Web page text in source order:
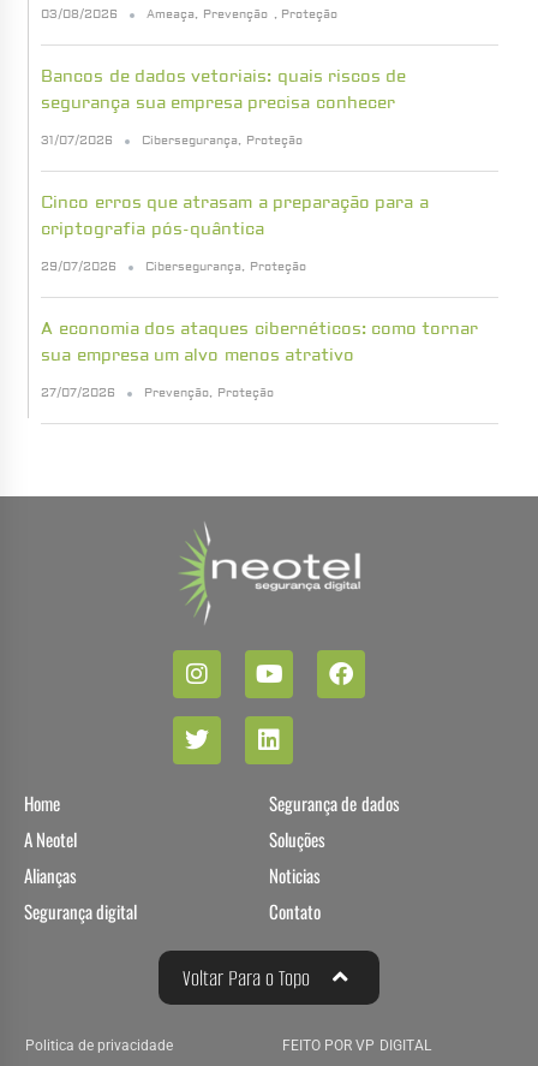
03/08/2026 Ameaça, Prevenção , Proteção
Bancos de dados vetoriais: quais riscos de
segurança sua empresa precisa conhecer
31/07/2026 Cibersegurança, Proteção
Cinco erros que atrasam a preparação para a
criptografia pós-quântica
29/07/2026 Cibersegurança, Proteção
A economia dos ataques cibernéticos: como tornar
sua empresa um alvo menos atrativo
27/07/2026 Prevenção, Proteção
Home
A Neotel
Alianças
Segurança digital
Segurança de dados
Soluções
Noticias
Contato
Voltar Para o Topo
Politica de privacidade FEITO POR VP DIGITAL